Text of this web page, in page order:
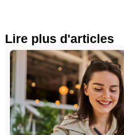
Lire plus d'articles